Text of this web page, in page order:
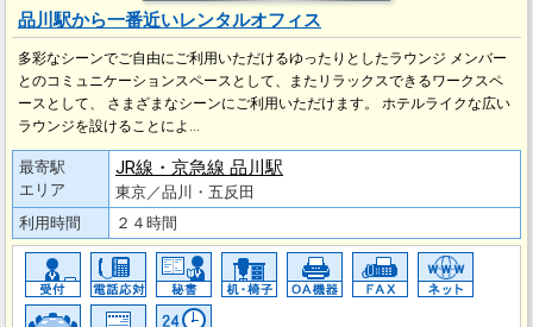
品川駅から一番近いレンタルオフィス
多彩なシーンでご自由にご利用いただけるゆったりとしたラウンジ メンバー
とのコミュニケーションスペースとして、またリラックスできるワークスペ
ースとして、 さまざまなシーンにご利用いただけます。 ホテルライクな広い
ラウンジを設けることによ…
最寄駅
エリア
JR線・京急線 品川駅
東京／品川・五反田
利用時間
２４時間